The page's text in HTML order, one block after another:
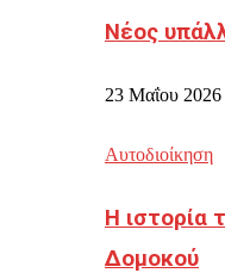
Νέος
23 Μαΐου 2026
Αυτοδιοίκηση
Η ιστορία
Δομοκού